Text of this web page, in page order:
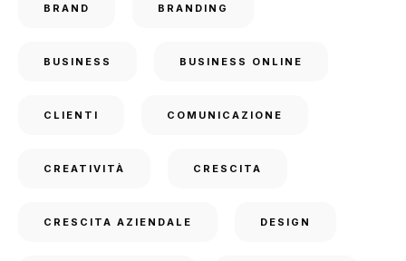
BRAND BRANDING
BUSINESS BUSINESS ONLINE
CLIENTI COMUNICAZIONE
CREATIVITÀ CRESCITA
CRESCITA AZIENDALE DESIGN